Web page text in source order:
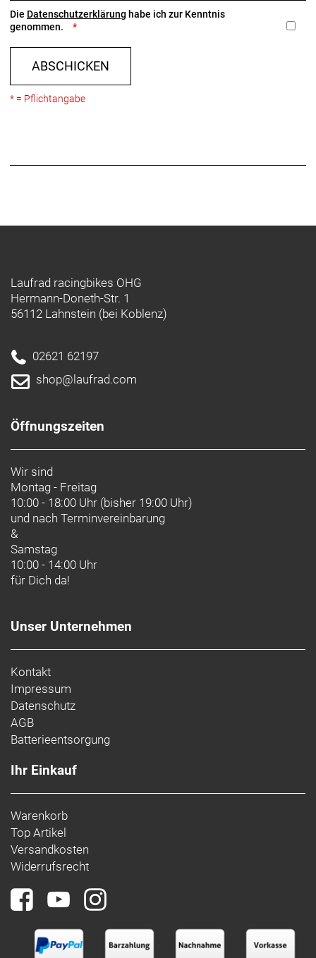
Die Datenschutzerklärung habe ich zur Kenntnis
genommen.
ABSCHICKEN
* = Pflichtangabe
Laufrad racingbikes OHG
Hermann-Doneth-Str. 1
56112 Lahnstein (bei Koblenz)
02621 62197
shop@laufrad.com
Öffnungszeiten
Wir sind
Montag - Freitag
10:00 - 18:00 Uhr (bisher 19:00 Uhr)
und nach Terminvereinbarung
&
Samstag
10:00 - 14:00 Uhr
für Dich da!
Unser Unternehmen
Kontakt
Impressum
Datenschutz
AGB
Batterieentsorgung
Ihr Einkauf
Warenkorb
Top Artikel
Versandkosten
Widerrufsrecht